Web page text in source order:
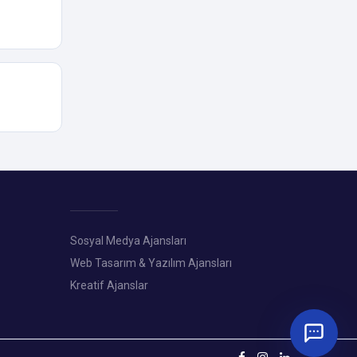
Sosyal Medya Ajansları
Web Tasarım & Yazılım Ajansları
Kreatif Ajanslar